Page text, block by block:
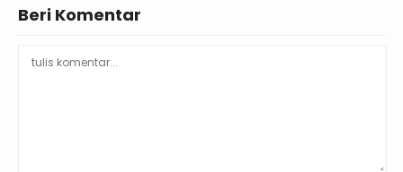
Beri Komentar